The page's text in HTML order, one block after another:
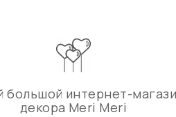
большой интернет-
декора Meri Meri